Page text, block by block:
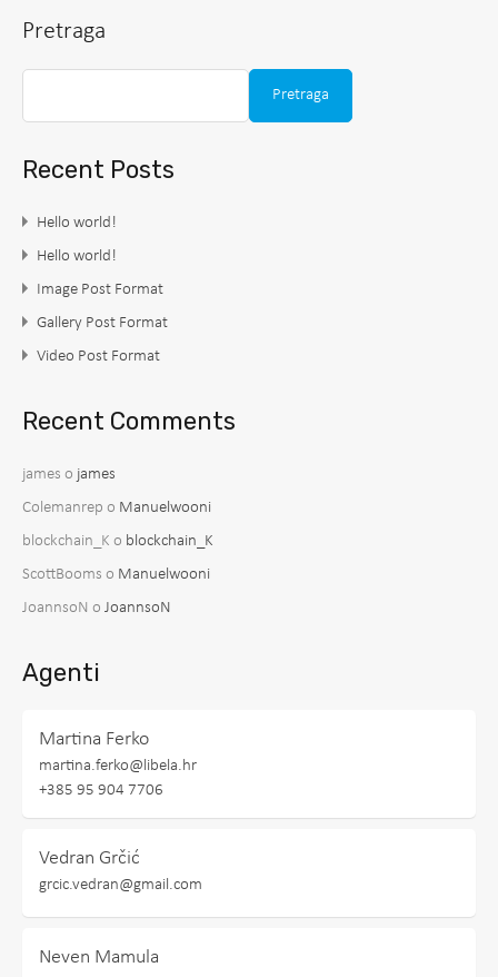
Pretraga
Pretraga
Recent Posts
Hello world!
Hello world!
Image Post Format
Gallery Post Format
Video Post Format
Recent Comments
james o james
Colemanrep o Manuelwooni
blockchain_K o blockchain_K
ScottBooms o Manuelwooni
JoannsoN o JoannsoN
Agenti
Martina Ferko
martina.ferko@libela.hr
+385 95 904 7706
Vedran Grčić
grcic.vedran@gmail.com
Neven Mamula